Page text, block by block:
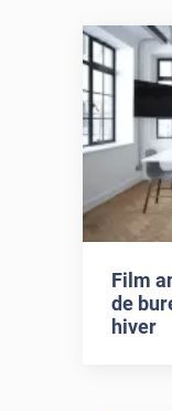
Film
de
hiver